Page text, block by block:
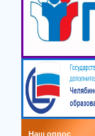
Наш опрос